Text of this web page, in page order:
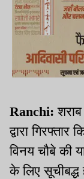
Ranchi:
द्वारा
विनय चौबे की
के लिए सूचीबद्ध